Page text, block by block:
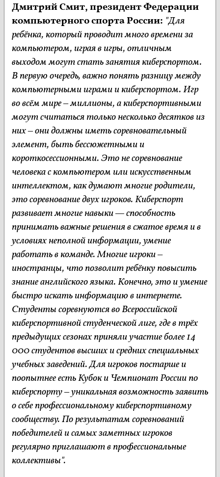
Дмитрий Смит, президент Федерации
компьютерного спорта России: "Для
ребёнка, который проводит много времени за
компьютером, играя в игры, отличным
выходом могут стать занятия киберспортом.
В первую очередь, важно понять разницу между
компьютерными играми и киберспортом. Игр
во всём мире – миллионы, а киберспортивными
могут считаться только несколько десятков из
них – они должны иметь соревновательный
элемент, быть бессюжетными и
короткосессионными. Это не соревнование
человека с компьютером или искусственным
интеллектом, как думают многие родители,
это соревнование двух игроков. Киберспорт
развивает многие навыки — способность
принимать важные решения в сжатое время и в
условиях неполной информации, умение
работать в команде. Многие игроки –
иностранцы, что позволит ребёнку повысить
знание английского языка. Конечно, это и умение
быстро искать информацию в интернете.
Студенты соревнуются во Всероссийской
киберспортивной студенческой лиге, где в трёх
предыдущих сезонах приняли участие более 14
000 студентов высших и средних специальных
учебных заведений. Для игроков постарше и
поопытнее есть Кубок и Чемпионат России по
киберспорту – уникальная возможность заявить
о себе профессиональному киберспортивному
сообществу. По результатам соревнований
победителей и самых заметных игроков
регулярно приглашают в профессиональные
коллективы".